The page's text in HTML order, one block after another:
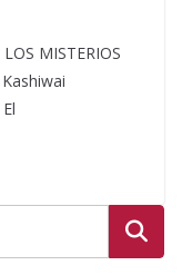
MISTERIOS